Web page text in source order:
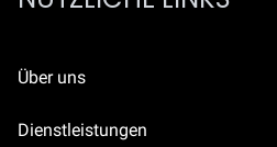
Über uns
Dienstleistungen